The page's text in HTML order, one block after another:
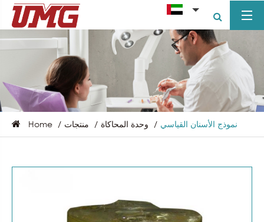
Home منتجات وحدة المحاكاة نموذج الأسنان القياسي